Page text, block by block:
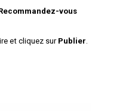
vous
et cliquez sur Publier